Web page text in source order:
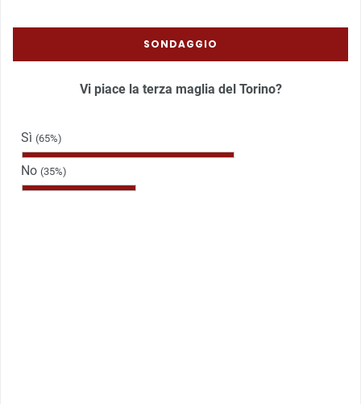
SONDAGGIO
Vi piace la terza maglia del Torino?
Sì (65%)
No (35%)